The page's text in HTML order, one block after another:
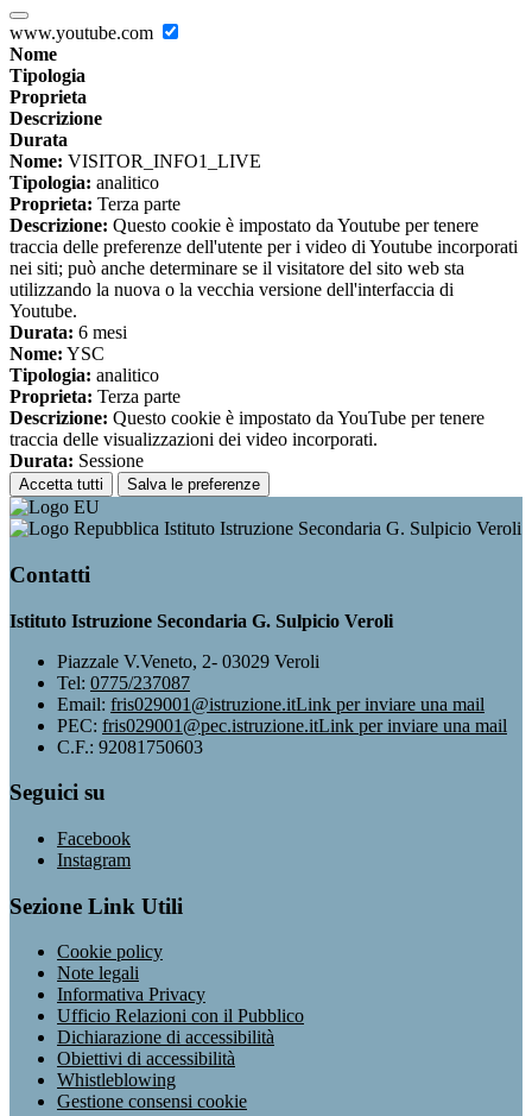
www.youtube.com
Nome
Tipologia
Proprieta
Descrizione
Durata
Nome: VISITOR_INFO1_LIVE
Tipologia: analitico
Proprieta: Terza parte
Descrizione: Questo cookie è impostato da Youtube per tenere
traccia delle preferenze dell'utente per i video di Youtube incorporati
nei siti; può anche determinare se il visitatore del sito web sta
utilizzando la nuova o la vecchia versione dell'interfaccia di
Youtube.
Durata: 6 mesi
Nome: YSC
Tipologia: analitico
Proprieta: Terza parte
Descrizione: Questo cookie è impostato da YouTube per tenere
traccia delle visualizzazioni dei video incorporati.
Durata: Sessione
Accetta tutti Salva le preferenze
Istituto Istruzione Secondaria G. Sulpicio Veroli
Contatti
Istituto Istruzione Secondaria G. Sulpicio Veroli
Piazzale V.Veneto, 2- 03029 Veroli
Tel: 0775/237087
Email: fris029001@istruzione.itLink per inviare una mail
PEC: fris029001@pec.istruzione.itLink per inviare una mail
C.F.: 92081750603
Seguici su
Facebook
Instagram
Sezione Link Utili
Cookie policy
Note legali
Informativa Privacy
Ufficio Relazioni con il Pubblico
Dichiarazione di accessibilità
Obiettivi di accessibilità
Whistleblowing
Gestione consensi cookie